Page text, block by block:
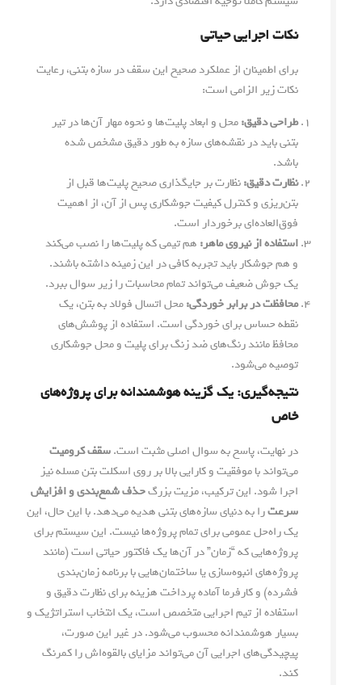
نکات اجرایی حیاتی
برای اطمینان از عملکرد صحیح این سقف در سازه بتنی، رعایت
نکات زیر الزامی است:
طراحی دقیق:محل و ابعاد پلیت‌ها و نحوه مهار آن‌ها در تیر
بتنی باید در نقشه‌های سازه به طور دقیق مشخص شده
باشد.
نظارت دقیق:نظارت بر جایگذاری صحیح پلیت‌ها قبل از
بتن‌ریزی و کنترل کیفیت جوشکاری پس از آن، از اهمیت
فوق‌العاده‌ای برخوردار است.
استفاده از نیروی ماهر: هم تیمی که پلیت‌ها را نصب می‌کند
و هم جوشکار باید تجربه کافی در این زمینه داشته باشند.
یک جوش ضعیف می‌تواند تمام محاسبات را زیر سوال ببرد.
محافظت در برابر خوردگی:محل اتسال فولاد به بتن، یک
نقطه حساس برای خوردگی است. استفاده از پوشش‌های
محافظ مانند رنگ‌های ضد زنگ برای پلیت و محل جوشکاری
توصیه می‌شود.
نتیجه‌گیری: یک گزینه هوشمندانه برای پروژه‌های
خاص
در نهایت، پاسخ به سوال اصلی مثبت است.سقف کرومیت
می‌تواند با موفقیت و کارایی بالا بر روی اسکلت بتن مسله نیز
اجرا شود. این ترکیب، مزیت بزرگحذف شمع‌بندی و افزایش
سرعترا به دنیای سازه‌های بتنی هدیه می‌دهد. با این حال، این
یک راه‌حل عمومی برای تمام پروژه‌ها نیست. این سیستم برای
پروژه‌هایی که “زمان” در آن‌ها یک فاکتور حیاتی است (مانند
پروژه‌های انبوه‌سازی یا ساختمان‌هایی با برنامه زمان‌بندی
فشرده) و کارفرما آماده پرداخت هزینه برای نظارت دقیق و
استفاده از تیم اجرایی متخصص است، یک انتخاب استراتژیک و
بسیار هوشمندانه محسوب می‌شود. در غیر این صورت،
پیچیدگی‌های اجرایی آن می‌تواند مزایای بالقوه‌اش را کمرنگ
کند.